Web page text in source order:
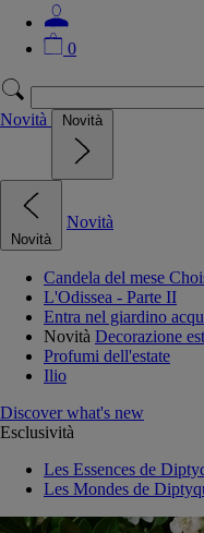
0
Novità Novità
Novità
Novità
Candela del mese
L'Odissea - Parte II
Entra nel giardino
Novità Decorazione
Profumi dell'estate
Ilio
Discover what's new
Esclusività
Les Essences de
Les Mondes de